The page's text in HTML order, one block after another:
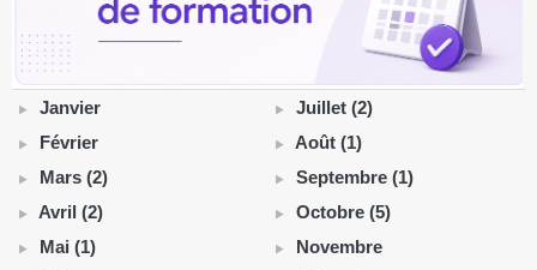
Janvier
Février
Mars (2)
Avril (2)
Mai (1)
Juillet (2)
Août (1)
Septembre (1)
Octobre (5)
Novembre